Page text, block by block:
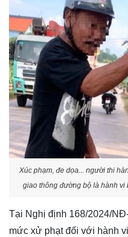
Xúc phạm, đe dọa... người thi
giao thông đường bộ là hành vi
Tại Nghị định 168/2024/
mức xử phạt đối với hành